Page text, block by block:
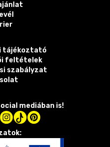
tájékoztató
feltételek
szabályzat
mediában is!